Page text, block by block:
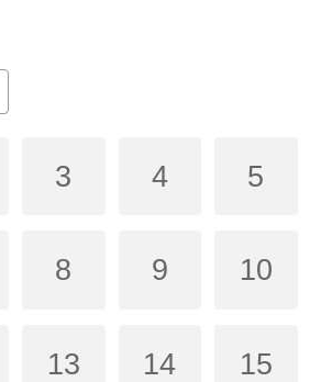
3 4 5
8 9 10
13 14 15